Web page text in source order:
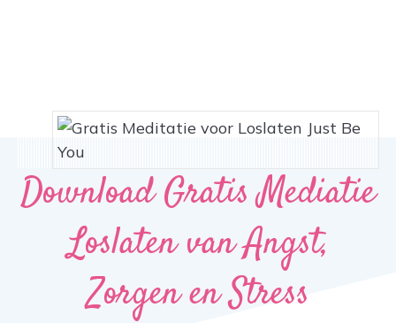
Download Gratis Mediatie
Loslaten van Angst,
Zorgen en Stress